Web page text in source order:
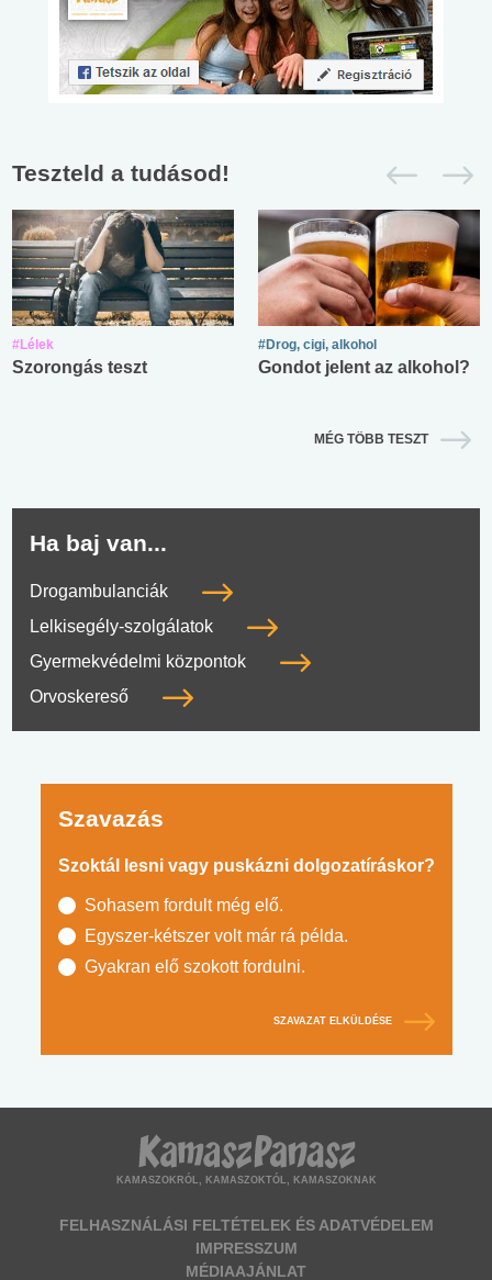
Teszteld a tudásod!
#Lélek
Szorongás teszt
#Drog, cigi, alkohol
Gondot jelent az alkohol?
MÉG TÖBB TESZT
Ha baj van...
Drogambulanciák
Lelkisegély-szolgálatok
Gyermekvédelmi központok
Orvoskereső
Szavazás
Szoktál lesni vagy puskázni dolgozatíráskor?
Sohasem fordult még elő.
Egyszer-kétszer volt már rá példa.
Gyakran elő szokott fordulni.
SZAVAZAT ELKÜLDÉSE
KAMASZOKRÓL, KAMASZOKTÓL, KAMASZOKNAK
FELHASZNÁLÁSI FELTÉTELEK ÉS ADATVÉDELEM
IMPRESSZUM
MÉDIAAJÁNLAT